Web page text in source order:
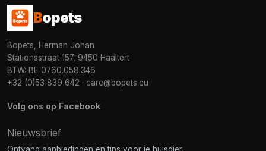
Bopets
Bopets, Herman Johan
Stationsstraat 157, 9450 Haaltert
BTW: BE 0760.058.346
+32 (0)53 839 642 · care@bopets.eu
Volg ons op Facebook
Nieuwsbrief